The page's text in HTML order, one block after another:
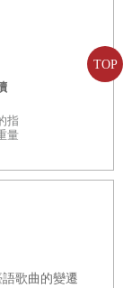
TOP
政治漫畫、圖
疑的事物都適
歷程第一道步驟
得觀察與留意的
具有某種模稜兩
事物？能不能勾
指
量
歌曲的變遷